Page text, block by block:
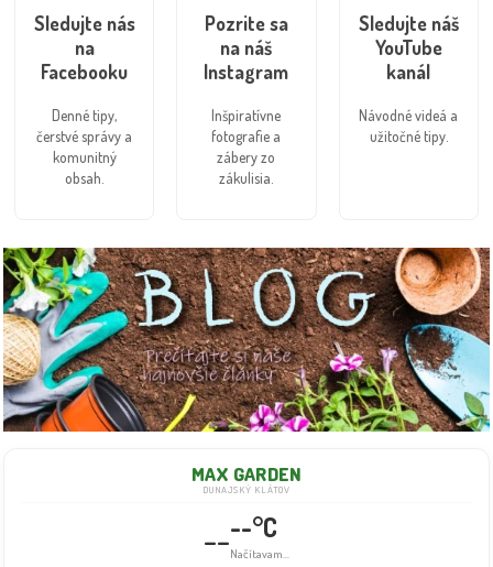
MAX GARDEN
DUNAJSKÝ KLÁTOV
----°C
Načítavam...
Sledujte nás
na
Facebooku
Denné tipy,
čerstvé správy a
komunitný
obsah.
Pozrite sa
na náš
Instagram
Inšpiratívne
fotografie a
zábery zo
zákulisia.
Sledujte náš
YouTube
kanál
Návodné videá a
užitočné tipy.